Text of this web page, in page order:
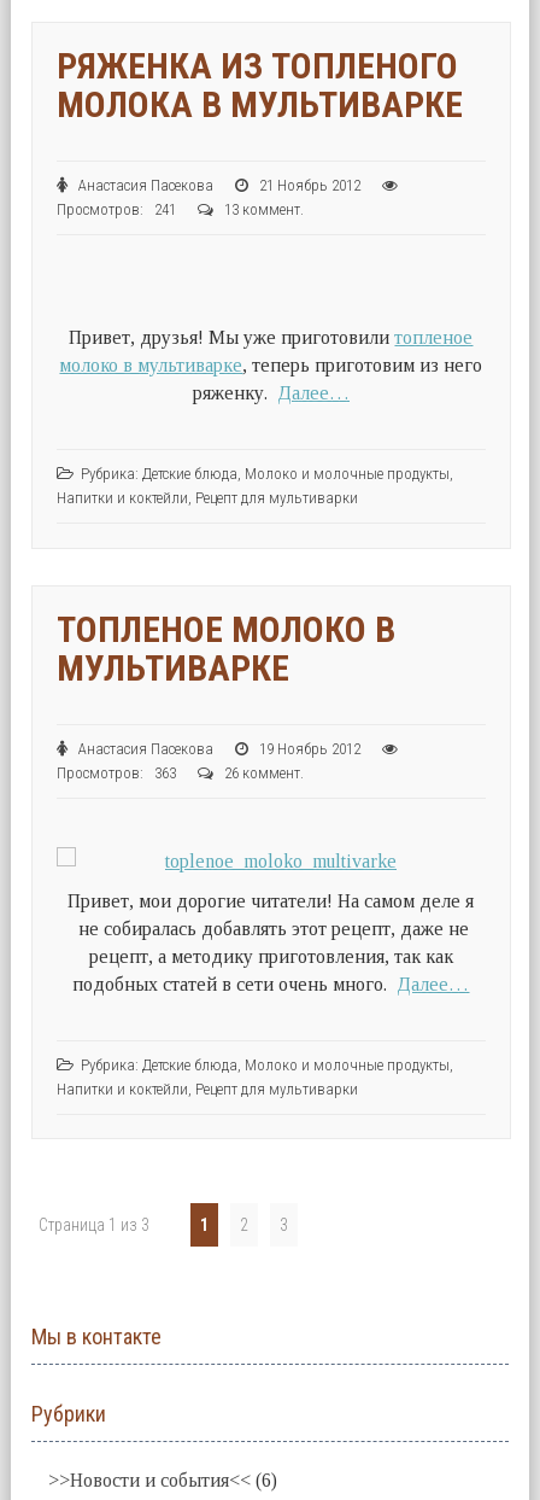
РЯЖЕНКА ИЗ ТОПЛЕНОГО
МОЛОКА В МУЛЬТИВАРКЕ
Анастасия Пасекова
21 Ноябрь 2012
Просмотров: 241
13 коммент.
Привет, друзья! Мы уже приготовилитопленое
молоко в мультиварке, теперь приготовим из него
ряженку.
Далее…
Рубрика: Детские блюда, Молоко и молочные продукты,
Напитки и коктейли, Рецепт для мультиварки
ТОПЛЕНОЕ МОЛОКО В
МУЛЬТИВАРКЕ
Анастасия Пасекова
19 Ноябрь 2012
Просмотров: 363
26 коммент.
Привет, мои дорогие читатели! На самом деле я
не собиралась добавлять этот рецепт, даже не
рецепт, а методику приготовления, так как
подобных статей в сети очень много. Далее…
Рубрика: Детские блюда Молоко и молочные продукты
Напитки и коктейли Рецепт для мультиварки
Страница 1 из 3 1 2 3
Мы в контакте
Рубрики
>>Новости и события<< (6)